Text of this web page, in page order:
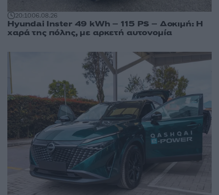
20:1006.08.26
Hyundai Inster 49 kWh – 115 PS – Δοκιμή: Η
χαρά της πόλης, με αρκετή αυτονομία